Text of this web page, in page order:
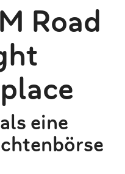
Road
eine